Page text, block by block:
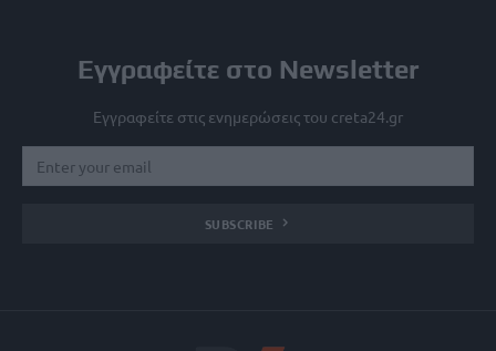
Εγγραφείτε στο Newsletter
Εγγραφείτε στις ενημερώσεις του creta24.gr
SUBSCRIBE